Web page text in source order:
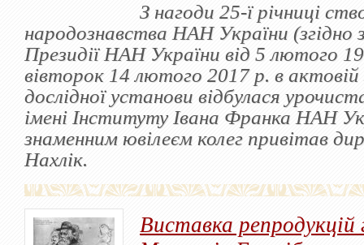
З нагоди 25-ї річниці
народознавства НАН України
Президії НАН України від 5 лютого
вівторок 14 лютого 2017 р. в актовій
дослідної установи відбулася
імені Інституту Івана Франка НАН
знаменним ювілеєм колег привітав
Нахлік.
Виставка репродукцій